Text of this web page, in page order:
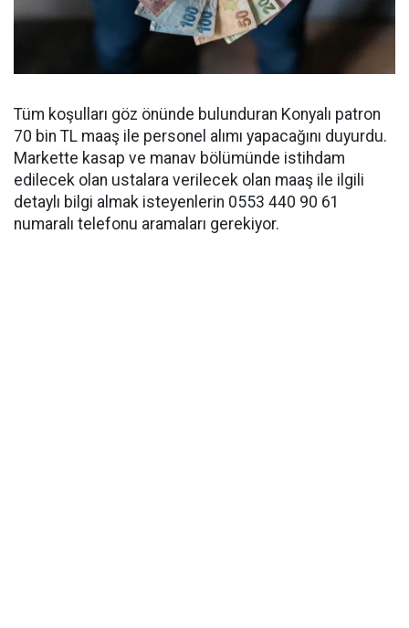
Tüm koşulları göz önünde bulunduran Konyalı patron
70 bin TL maaş ile personel alımı yapacağını duyurdu.
Markette kasap ve manav bölümünde istihdam
edilecek olan ustalara verilecek olan maaş ile ilgili
detaylı bilgi almak isteyenlerin 0553 440 90 61
numaralı telefonu aramaları gerekiyor.